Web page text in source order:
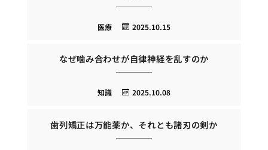
2025.10.15
医療
なぜ噛み合わせが自律神経を乱すのか
2025.10.08
知識
歯列矯正は万能薬か、それとも諸刃の剣か